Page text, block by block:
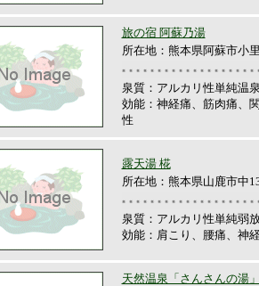
旅の宿 阿蘇乃湯
所在地：熊本県阿蘇市小
泉質：アルカリ性単純温
効能：神経痛、筋肉痛、
性
露天湯 椛
所在地：熊本県山鹿市中
泉質：アルカリ性単純弱
効能：肩こり、腰痛、神
天然温泉「さんさんの湯